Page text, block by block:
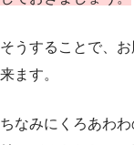
そうすることで、
来ます。
ちなみにくろあわ